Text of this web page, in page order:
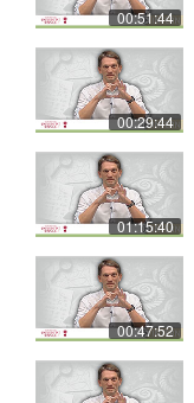
00:51:44
00:29:44
01:15:40
00:47:52